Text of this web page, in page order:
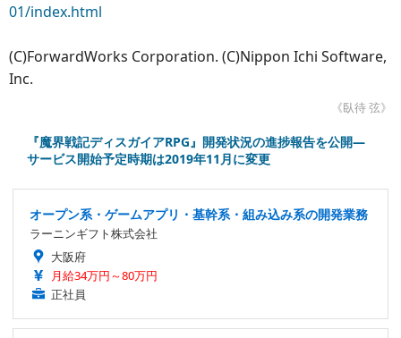
01/index.html
(C)ForwardWorks Corporation. (C)Nippon Ichi Software,
Inc.
《臥待 弦》
『魔界戦記ディスガイアRPG』開発状況の進捗報告を公開―
サービス開始予定時期は2019年11月に変更
オープン系・ゲームアプリ・基幹系・組み込み系の開発業務
ラーニンギフト株式会社
大阪府
月給34万円～80万円
正社員